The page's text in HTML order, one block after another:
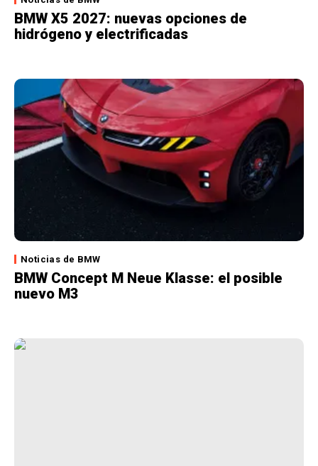
BMW X5 2027: nuevas opciones de
hidrógeno y electrificadas
Noticias de BMW
BMW Concept M Neue Klasse: el posible
nuevo M3